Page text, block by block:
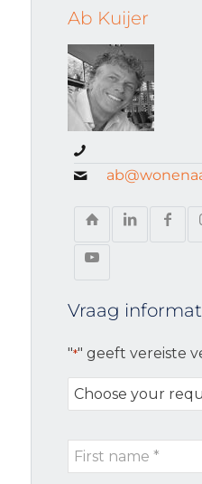
Ab Kuijer
Vraag
"*" geeft vereiste
Choose
your
type
First
name